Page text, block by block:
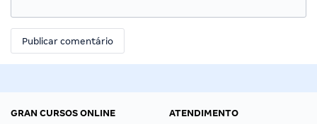
GRAN CURSOS ONLINE
ATENDIMENTO